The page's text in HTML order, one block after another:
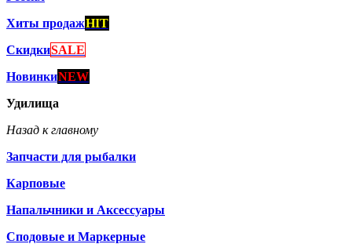
Хиты продажHIT
СкидкиSALE
НовинкиNEW
Удилища
Назад к главному
Запчасти для рыбалки
Карповые
Напальчники и Аксессуары
Сподовые и Маркерные